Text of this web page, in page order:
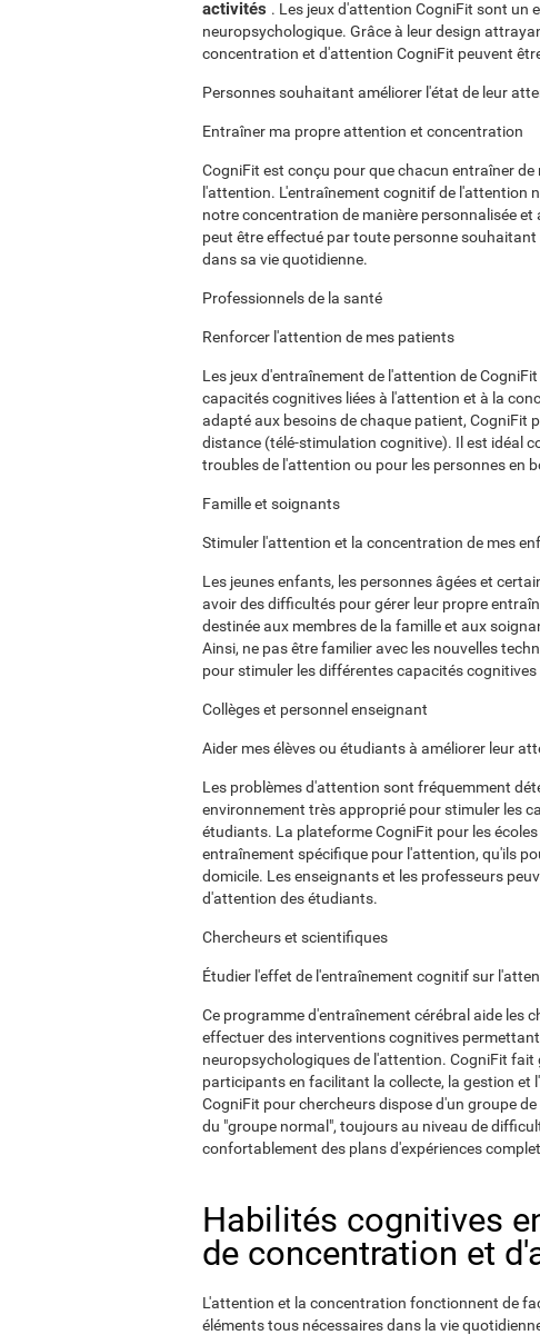
activités . Les jeux d'attention CogniFit sont un
neuropsychologique. Grâce à leur design
concentration et d'attention CogniFit peuvent
Personnes souhaitant améliorer l'état de leur
Entraîner ma propre attention et concentration
CogniFit est conçu pour que chacun entraîner
l'attention. L'entraînement cognitif de l'attention
notre concentration de manière personnalisée
peut être effectué par toute personne
dans sa vie quotidienne.
Professionnels de la santé
Renforcer l'attention de mes patients
Les jeux d'entraînement de l'attention de
capacités cognitives liées à l'attention et à la
adapté aux besoins de chaque patient, CogniFit
distance (télé-stimulation cognitive). Il est idéal
troubles de l'attention ou pour les personnes en
Famille et soignants
Stimuler l'attention et la concentration de mes
Les jeunes enfants, les personnes âgées et
avoir des difficultés pour gérer leur propre
destinée aux membres de la famille et aux
Ainsi, ne pas être familier avec les nouvelles
pour stimuler les différentes capacités
Collèges et personnel enseignant
Aider mes élèves ou étudiants à améliorer leur
Les problèmes d'attention sont fréquemment
environnement très approprié pour stimuler les
étudiants. La plateforme CogniFit pour les
entraînement spécifique pour l'attention, qu'ils
domicile. Les enseignants et les professeurs
d'attention des étudiants.
Chercheurs et scientifiques
Étudier l'effet de l'entraînement cognitif sur
Ce programme d'entraînement cérébral aide les
effectuer des interventions cognitives
neuropsychologiques de l'attention. CogniFit
participants en facilitant la collecte, la gestion et
CogniFit pour chercheurs dispose d'un groupe
du "groupe normal", toujours au niveau de
confortablement des plans d'expériences
Habilités cognitives
de concentration et
L'attention et la concentration fonctionnent de
éléments tous nécessaires dans la vie